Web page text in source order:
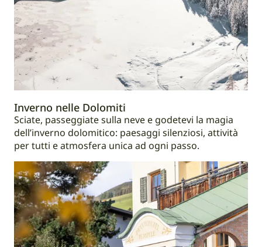
Inverno nelle Dolomiti
Sciate, passeggiate sulla neve e godetevi la magia
dell’inverno dolomitico: paesaggi silenziosi, attività
per tutti e atmosfera unica ad ogni passo.